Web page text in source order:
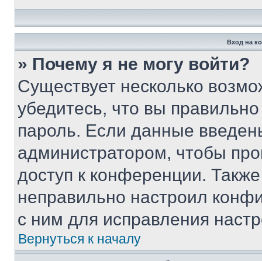
Вход на
» Почему я не могу войти?
Существует несколько
убедитесь, что вы
пароль. Если данные
администратором, чтобы
доступ к конференции.
неправильно настроил
с ним для исправления
Вернуться к началу